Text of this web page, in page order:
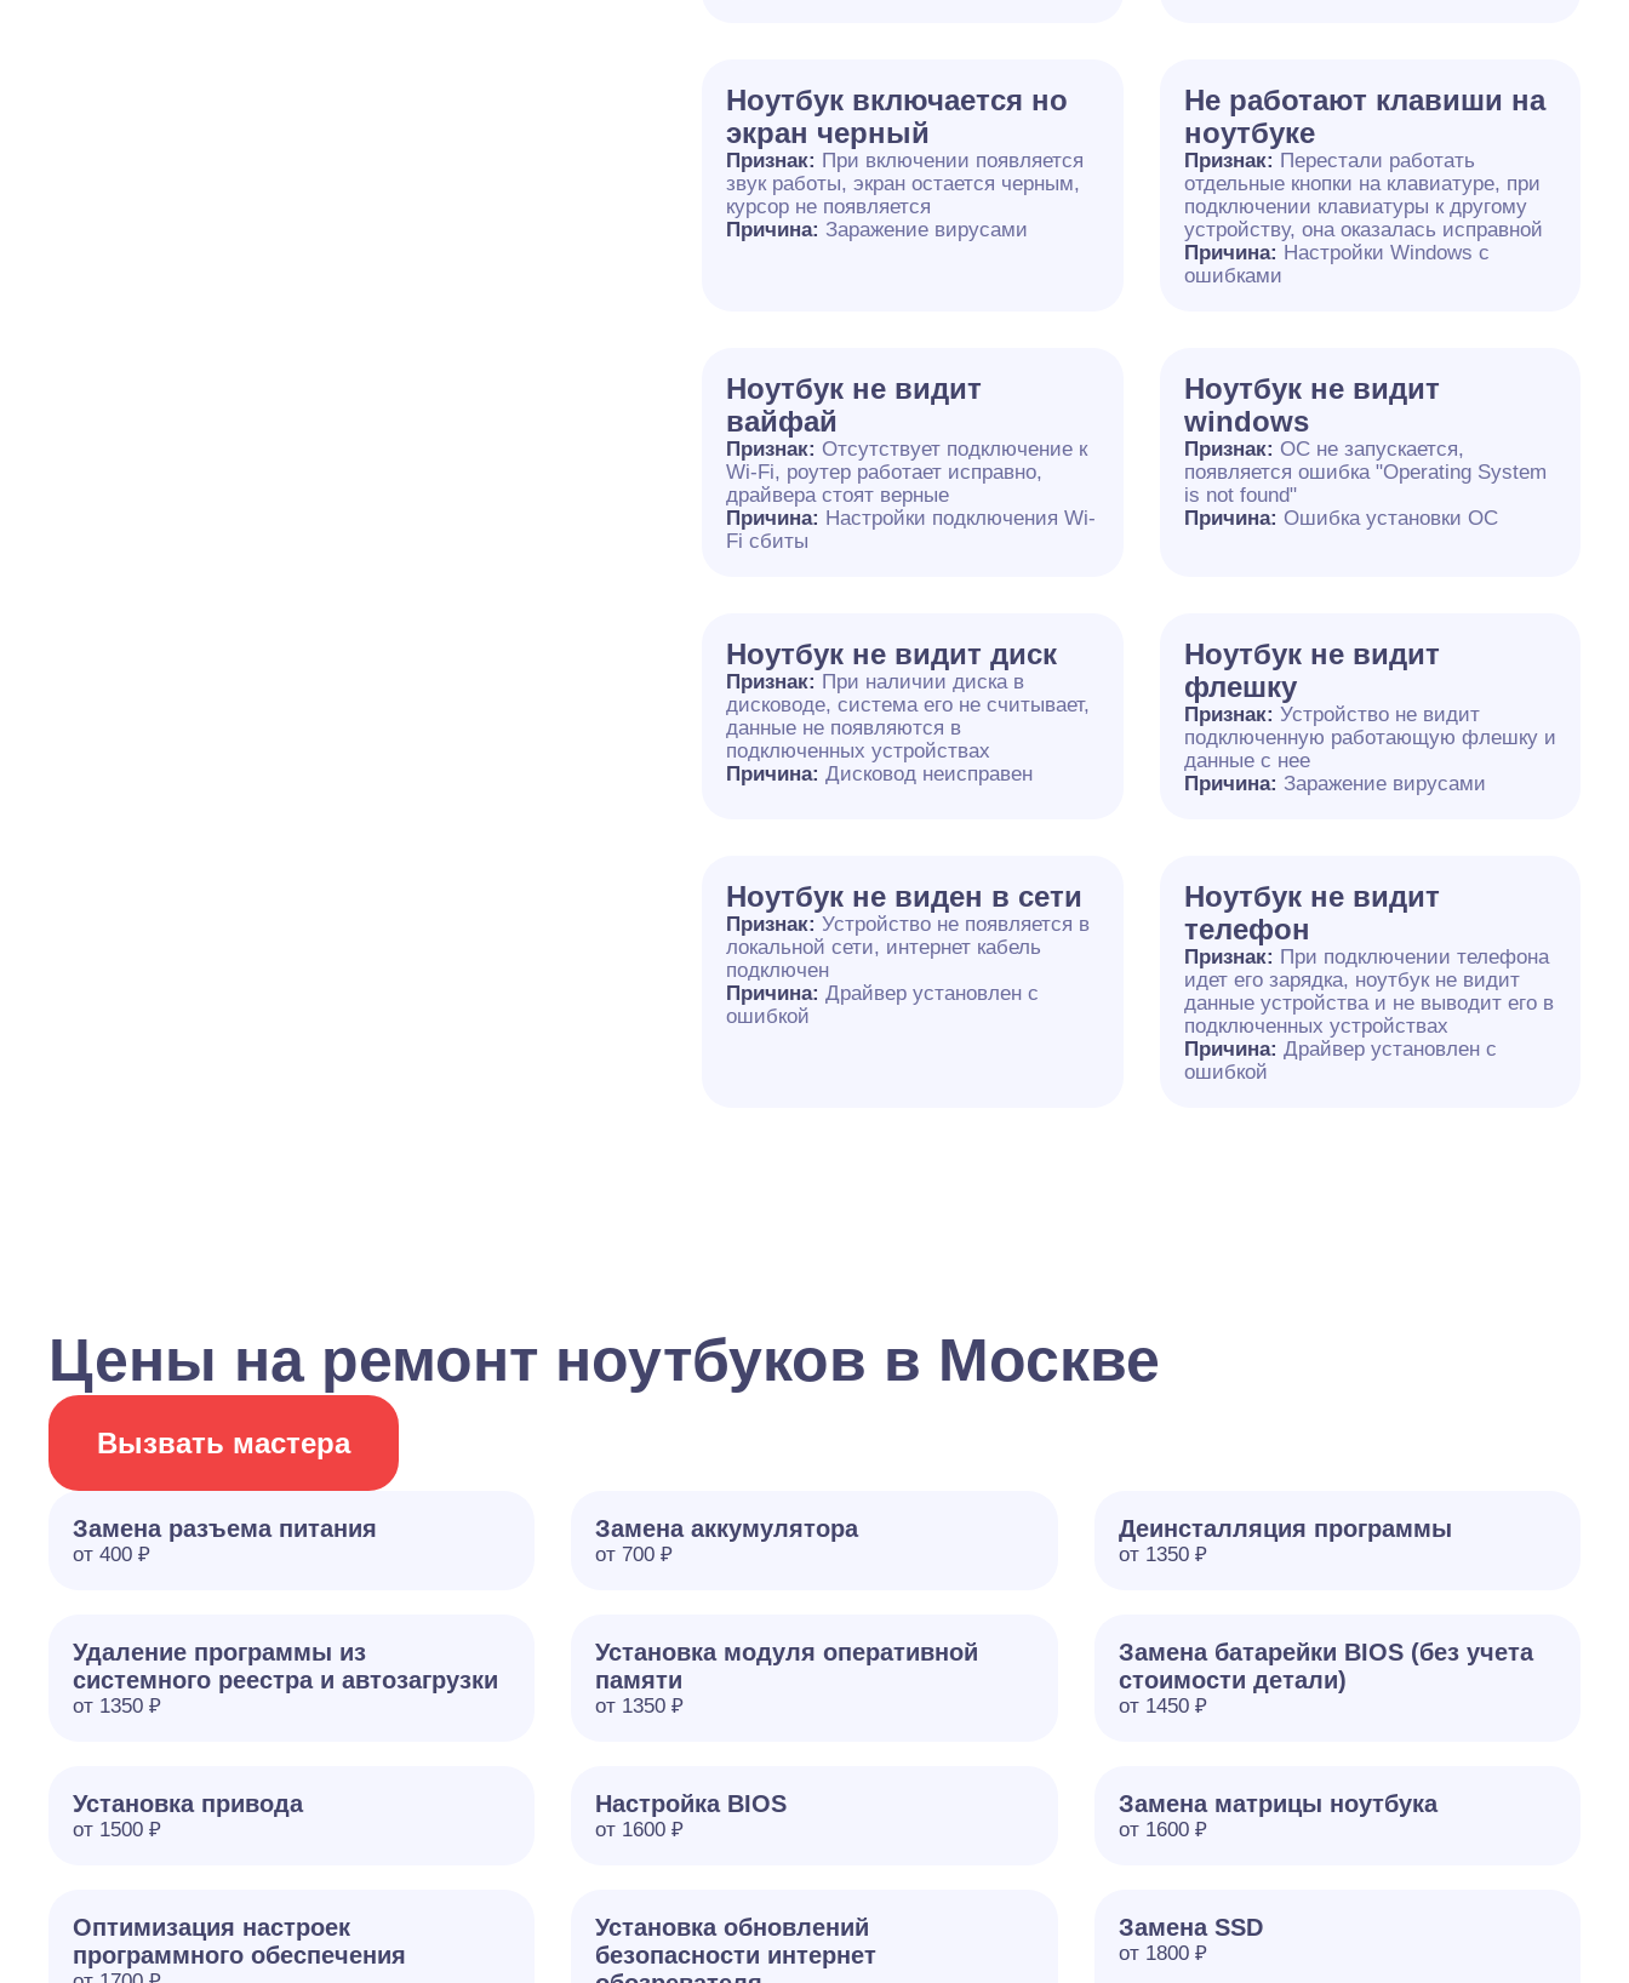
Ноутбук включается но
экран черный
Признак: При включении появляется
звук работы, экран остается черным,
курсор не появляется
Причина: Заражение вирусами
Не работают клавиши на
ноутбуке
Признак: Перестали работать
отдельные кнопки на клавиатуре, при
подключении клавиатуры к другому
устройству, она оказалась исправной
Причина: Настройки Windows с
ошибками
Ноутбук не видит
вайфай
Признак: Отсутствует подключение к
Wi-Fi, роутер работает исправно,
драйвера стоят верные
Причина: Настройки подключения Wi-
Fi сбиты
Ноутбук не видит
windows
Признак: ОС не запускается,
появляется ошибка "Operating System
is not found"
Причина: Ошибка установки ОС
Ноутбук не видит диск
Признак: При наличии диска в
дисководе, система его не считывает,
данные не появляются в
подключенных устройствах
Причина:Дисковод неисправен
Ноутбук не видит
флешку
Признак: Устройство не видит
подключенную работающую флешку и
данные с нее
Причина: Заражение вирусами
Ноутбук не виден в сети
Признак:Устройство не появляется в
локальной сети, интернет кабель
подключен
Причина:Драйвер установлен с
ошибкой
Ноутбук не видит
телефон
Признак: При подключении телефона
идет его зарядка, ноутбук не видит
данные устройства и не выводит его в
подключенных устройствах
Причина: Драйвер установлен с
ошибкой
Цены на ремонт ноутбуков в Москве
Вызвать мастера
Замена разъема питания
от 400 ₽
Замена аккумулятора
от 700 ₽
Деинсталляция программы
от 1350 ₽
Удаление программы из
системного реестра и автозагрузки
от 1350 ₽
Установка модуля оперативной
памяти
от 1350 ₽
Замена батарейки BIOS (без учета
стоимости детали)
от 1450 ₽
Установка привода
от 1500 ₽
Настройка BIOS
от 1600 ₽
Замена матрицы ноутбука
от 1600 ₽
Оптимизация настроек
программного обеспечения
Установка обновлений
безопасности интернет
Замена SSD
от 1800 ₽